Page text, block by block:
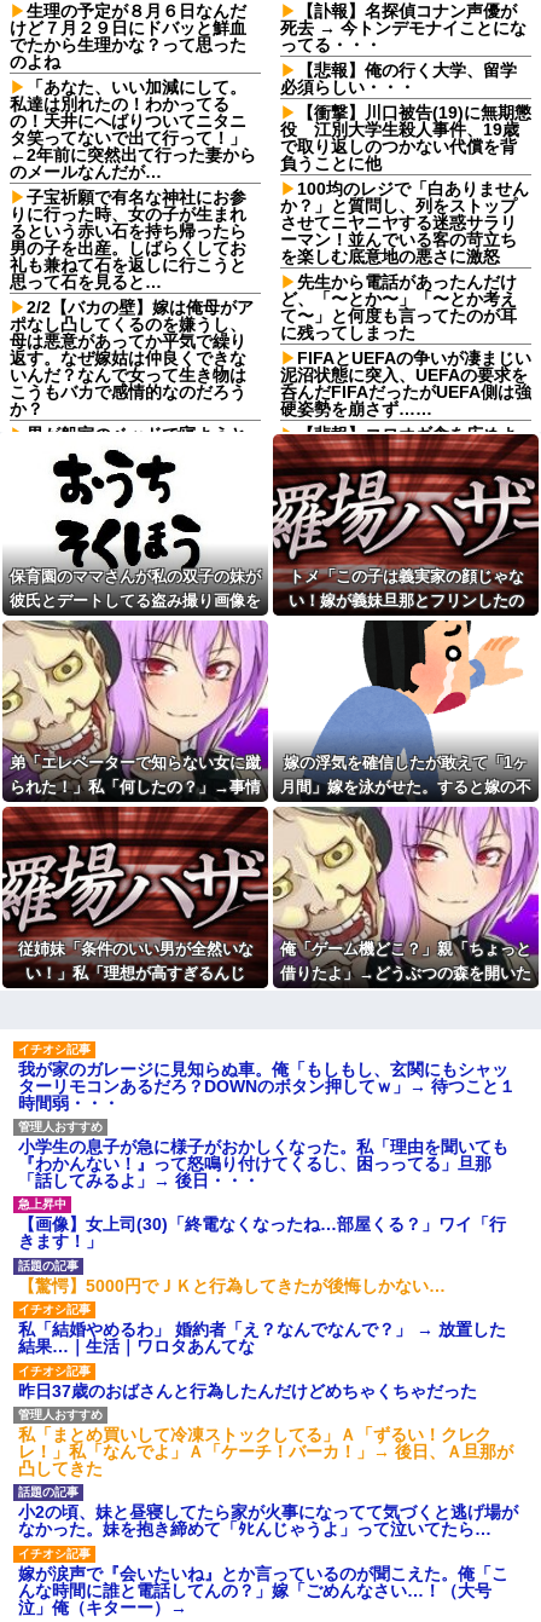
生理の予定が８月６日なんだ
けど７月２９日にドバッと鮮血
でたから生理かな？って思った
のよね
「あなた、いい加減にして。
私達は別れたの！わかってる
の！天井にへばりついてニタニ
タ笑ってないで出て行って！」
←2年前に突然出て行った妻から
のメールなんだが…
子宝祈願で有名な神社にお参
りに行った時、女の子が生まれ
るという赤い石を持ち帰ったら
男の子を出産。しばらくしてお
礼も兼ねて石を返しに行こうと
思って石を見ると…
2/2【バカの壁】嫁は俺母がア
ポなし凸してくるのを嫌うし、
母は悪意があってか平気で繰り
返す。なぜ嫁姑は仲良くできな
いんだ？なんで女って生き物は
こうもバカで感情的なのだろう
か？
男が船室のベッドで寝ようと
していた。…えっ？あなたは誰
ですか？→ 見知らぬひとがいる
んだが…
ママ友に久しぶりにＬＩＮＥ
したら「子供二人とも私立に通
わせたら2000万円くらいかかっ
ちゃう」と自慢された
俺の宝物であるマンガを無断
で彼女が捨てた。なので彼女を
精神的に追い詰めた結果
母「事故だったのよ」家族
「母さんがわざとやるはずな
い」→嫁が毒を飲まされ子ども
を失ったのに信じてもらえず…
私「耳を切られてるんですけ
ど？」美容師「大した傷じゃな
くて良かったですね」→その開
き直った態度に腹が立ち…
退職してしばらく経った頃、
元職場の取引先から連絡が来
た。話を聞くと納得できない内
容で…
【復讐】 絶対に「植えてはい
けない植物」を小学校に植えた
→20年経って見に行くと…
「！？」衝撃の光景が・・・
トメ「この子は義実家の顔じ
ゃない！嫁が義妹旦那とフリン
したのよ！」私「DNA鑑定しま
岡田斗司夫「人間の本音とし
てブサイクを見たら不愉快にな
る。この責任をどうとるんだ」
カフェで長時間パソコン弄っ
ている奴の正体
【画像】俺たちの姫、佳子さ
まのお気に入りのドレスがこち
らです←コレは可愛過ぎるw w
w w w w w w
【超悲報】明日花キララさ
ん、専門家からあまりにも非情
な一言を告げられる
【画像】令和最新版の宇垣美
里さん←こう言うのでいいんだ
よが目一杯詰まってると話題にw
w w w w w w w w
姉「下着に違和感がある！イ
タズラしたでしょ！？」俺「し
てないよ」←姉が寝ている間に
イタズラしたと勘違いされてい
るのだが・・・
ハードオフに売っていた4万
4000円のフィギュアがヤバすぎ
るｗｗｗｗｗｗ「こんな高い
の？ｗｗ」「逆に超安い」
私「ちょっと、人の家の金庫
触らないでよ！」キチママ『そ
こに金庫があったから、開けて
みようとしただけ☆』義兄「泥
は出てけ！二度と来るな！」結
果・・・
【訃報】名探偵コナン声優が
死去 → 今トンデモナイことにな
ってる・・・
【悲報】俺の行く大学、留学
必須らしい・・・
【衝撃】川口被告(19)に無期懲
役 江別大学生殺人事件、19歳
で取り返しのつかない代償を背
負うことに他
100均のレジで「白ありません
か？」と質問し、列をストップ
させてニヤニヤする迷惑サラリ
ーマン！並んでいる客の苛立ち
を楽しむ底意地の悪さに激怒
先生から電話があったんだけ
ど、「〜とか〜」「〜とか考え
て〜」と何度も言ってたのが耳
に残ってしまった
FIFAとUEFAの争いが凄まじい
泥沼状態に突入、UEFAの要求を
呑んだFIFAだったがUEFA側は強
硬姿勢を崩さず……
【悲報】コロオギ食を広めよ
うとして倒産した人、全く諦め
て居なかった
【謎】広末涼子さんが地上波
にスピード復帰できる理由、誰
にも分からない⇒！
亡き叔母の遺書「実は17年前
に従兄弟と赤ちゃんを交換し
た」全員で家族会議を開いた結
果、拍子抜けするほど〇〇な展
開を迎えて婚約者呆然←家族の
絆が深すぎて修羅場にならんか
高2女、高校受験に失敗して私
立に在学中→私「7万のカバンで
も買おうかなw」母「私立がどん
だけ金かかってると思ってんね
ん」 →結果
全国展開の安価な外食チェー
ンには全く魅力を感じない。ど
こにでもあるような店選ぶ人の
気持ちがわからない
釣りに行く息子がご飯全部お
にぎりにしてくれた。わずかに
ビオレ薬用ハンドソープの匂い
がする
パートの面接で号泣しながら
「ここもダメだったらもう食べ
ていけないんです」って熱弁し
てた人がいた
主人の通帳を見たら、１０年
間仕送りしている女性がいた。
サンダースが！サンダースが
私を呪ってくる！
母が兄一家にお米を送って
売ってた。私「お母さんい
る？」甥「お米の配達に行って
盆正月に夫の実家に長時間滞
私「貴方は私の実家を早々に退
散する。私もそうしていいは
【切実】夫に無理と言われた
コレｗｗｗ
主な税金の成り立ちを調べて
保育園のママさんが私の双子の妹が
彼氏とデートしてる盗み撮り画像を
見せて「あとはわかるよね？とりあ
えず5万を家に持ってきて」と脅し
てきた
トメ「この子は義実家の顔じゃな
い！嫁が義妹旦那とフリンしたの
よ！」私「DNA鑑定します？」義妹
旦那「もちろんです」→結果…
弟「エレベーターで知らない女に蹴
られた！」私「何したの？」→事情
を聞いた家族全員が「それは自業自
得」と呆れてしまい…
嫁の浮気を確信したが敢えて「1ヶ
月間」嫁を泳がせた。すると嫁の不
倫がトンデモないことに...
従姉妹「条件のいい男が全然いな
い！」私「理想が高すぎるんじ
俺「ゲーム機どこ？」親「ちょっと
借りたよ」→どうぶつの森を開いた
我が家のガレージに見知らぬ車。俺「もしもし、玄関にもシャッ
ターリモコンあるだろ？DOWNのボタン押してｗ」→ 待つこと１
時間弱・・・
小学生の息子が急に様子がおかしくなった。私「理由を聞いても
『わかんない！』って怒鳴り付けてくるし、困っってる」旦那
「話してみるよ」→ 後日・・・
【画像】女上司(30)「終電なくなったね…部屋くる？」ワイ「行
きます！」
【驚愕】5000円でＪＫと行為してきたが後悔しかない…
私「結婚やめるわ」 婚約者「え？なんでなんで？」 → 放置した
結果…｜生活｜ワロタあんてな
昨日37歳のおばさんと行為したんだけどめちゃくちゃだった
私「まとめ買いして冷凍ストックしてる」Ａ「ずるい！クレク
レ！」私「なんでよ」Ａ「ケーチ！バーカ！」→ 後日、Ａ旦那が
凸してきた
小2の頃、妹と昼寝してたら家が火事になってて気づくと逃げ場が
なかった。妹を抱き締めて「ﾀﾋんじゃうよ」って泣いてたら…
嫁が涙声で『会いたいね』とか言っているのが聞こえた。俺「こ
んな時間に誰と電話してんの？」嫁「ごめんなさい…！（大号
泣」俺（キターー）→